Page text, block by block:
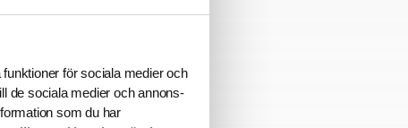
för sociala medier och
de sociala medier och annons-
som du har